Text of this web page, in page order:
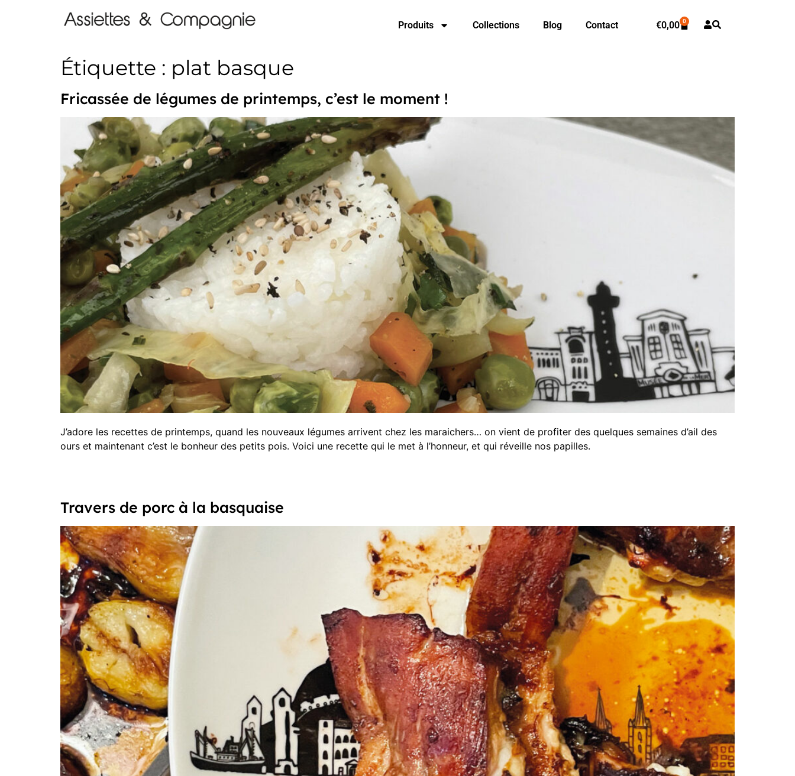
Produits Collections Blog Contact €0,00 0
Étiquette : plat basque
Fricassée de légumes de printemps, c’est le moment !
J’adore les recettes de printemps, quand les nouveaux légumes arrivent chez les maraichers… on vient de profiter des quelques semaines d’ail des
ours et maintenant c’est le bonheur des petits pois. Voici une recette qui le met à l’honneur, et qui réveille nos papilles.
Travers de porc à la basquaise